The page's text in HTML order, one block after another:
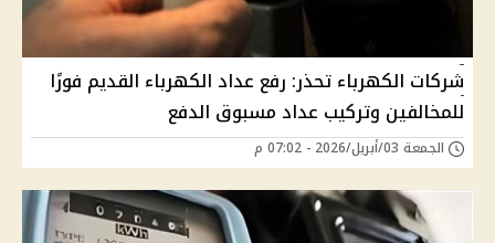
شركات الكهرباء تحذر: رفع عداد الكهرباء القديم فورًا
للمخالفين وتركيب عداد مسبوق الدفع
الجمعة 03/أبريل/2026 - 07:02 م